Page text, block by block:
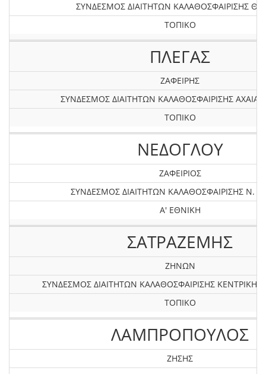
ΣΥΝΔΕΣΜΟΣ ΔΙΑΙΤΗΤΩΝ ΚΑΛΑΘΟΣΦΑΙΡΙΣΗΣ
ΤΟΠΙΚΟ
ΠΛΕΓΑΣ
ΖΑΦΕΙΡΗΣ
ΣΥΝΔΕΣΜΟΣ ΔΙΑΙΤΗΤΩΝ ΚΑΛΑΘΟΣΦΑΙΡΙΣΗΣ AXAIAΣ
ΤΟΠΙΚΟ
ΝΕΔΟΓΛΟΥ
ΖΑΦΕΙΡΙΟΣ
ΣΥΝΔΕΣΜΟΣ ΔΙΑΙΤΗΤΩΝ ΚΑΛΑΘΟΣΦΑΙΡΙΣΗΣ Ν.
Α' ΕΘΝΙΚΗ
ΣΑΤΡΑΖΕΜΗΣ
ΖΗΝΩΝ
ΣΥΝΔΕΣΜΟΣ ΔΙΑΙΤΗΤΩΝ ΚΑΛΑΘΟΣΦΑΙΡΙΣΗΣ
ΤΟΠΙΚΟ
ΛΑΜΠΡΟΠΟΥΛΟΣ
ΖΗΣΗΣ